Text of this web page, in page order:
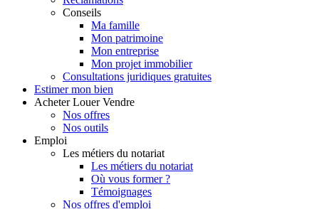
Conseils
Ma famille
Mon patrimoine
Mon entreprise
Mon projet immobilier
Consultations juridiques gratuites
Estimer mon bien
Acheter Louer Vendre
Nos offres
Nos outils
Emploi
Les métiers du notariat
Les métiers du notariat
Où vous former ?
Témoignages
Nos offres d'emploi